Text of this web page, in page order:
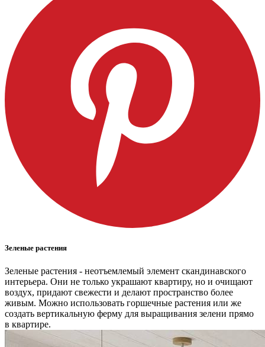
Зеленые растения
Зеленые растения - неотъемлемый элемент скандинавского
интерьера. Они не только украшают квартиру, но и очищают
воздух, придают свежести и делают пространство более
живым. Можно использовать горшечные растения или же
создать вертикальную ферму для выращивания зелени прямо
в квартире.